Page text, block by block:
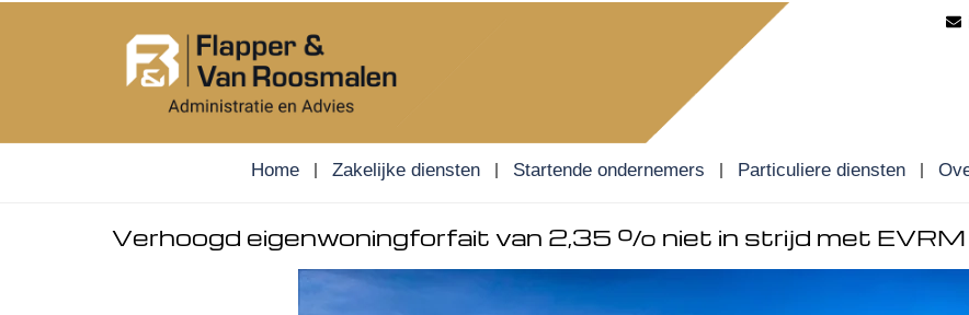
Home Zakelijke diensten Startende ondernemers Particuliere diensten
Verhoogd eigenwoningforfait van 2,35 % niet in strijd met EVRM